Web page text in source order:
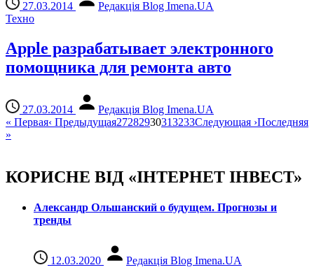
27.03.2014
Редакція Blog Imena.UA
Техно
Apple разрабатывает электронного
помощника для ремонта авто
27.03.2014
Редакція Blog Imena.UA
« Первая‹ Предыдущая27282930313233Следующая ›Последняя
»
КОРИСНЕ ВІД «ІНТЕРНЕТ ІНВЕСТ»
Александр Ольшанский о будущем. Прогнозы и
тренды
12.03.2020 Редакція Blog Imena.UA